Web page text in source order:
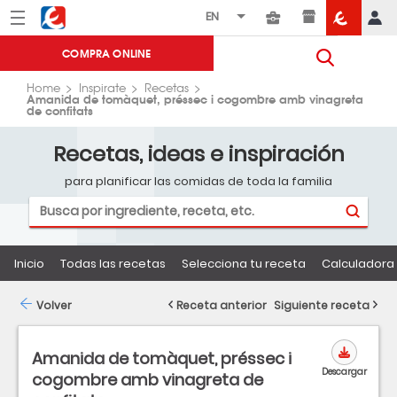
Menú Eroski
COMPRA ONLINE
Home Inspirate Recetas
Amanida de tomàquet, préssec i cogombre amb vinagreta
de confitats
Recetas, ideas e inspiración
para planificar las comidas de toda la familia
Inicio Todas las recetas Selecciona tu receta
Amanida de tomàquet, préssec i
cogombre amb vinagreta de
Descargar
Volver Receta anterior Siguiente receta